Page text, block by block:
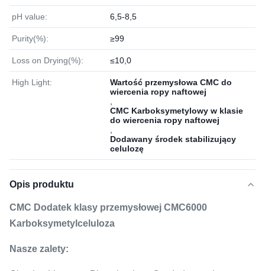
pH value: 6,5-8,5
Purity(%): ≥99
Loss on Drying(%): ≤10,0
High Light:
Wartość przemysłowa CMC do
wiercenia ropy naftowej
CMC Karboksymetylowy w klasie
do wiercenia ropy naftowej
Dodawany środek stabilizujący
celulozę
Opis produktu
CMC Dodatek klasy przemysłowej CMC6000
Karboksymetylceluloza
Nasze zalety: